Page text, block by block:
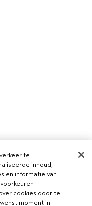
te
inhoud,
en informatie van
cookies door te
moment in